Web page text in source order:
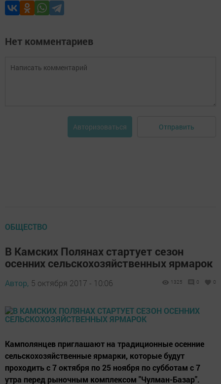
Нет комментариев
Авторизоваться Отправить
ОБЩЕСТВО
В Камских Полянах стартует сезон
осенних сельскохозяйственных ярмарок
Автор, 5 октября 2017 - 10:06 1325 0 0
Камполянцев приглашают на традиционные осенние
сельскохозяйственные ярмарки, которые будут
проходить с 7 октября по 25 ноября по субботам с 7
утра перед рыночным комплексом "Чулман-Базар".